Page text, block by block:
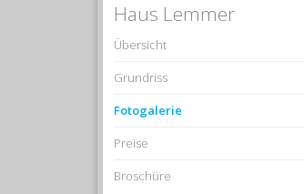
Haus Lemmer
Übersicht
Grundriss
Fotogalerie
Preise
Broschüre